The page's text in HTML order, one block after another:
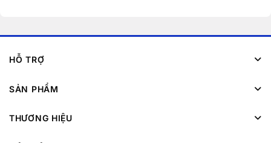
HỖ TRỢ
SẢN PHẨM
THƯƠNG HIỆU